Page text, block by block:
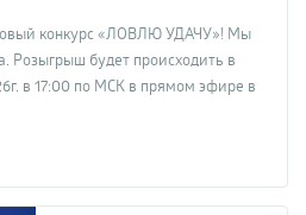
конкурс «ЛОВЛЮ УДАЧУ»! Мы
Розыгрыш будет происходить в
в 17:00 по МСК в прямом эфире в